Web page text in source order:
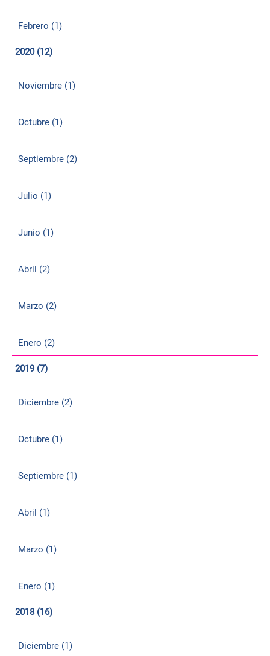
Febrero (1)
2020 (12)
Noviembre (1)
Octubre (1)
Septiembre (2)
Julio (1)
Junio (1)
Abril (2)
Marzo (2)
Enero (2)
2019 (7)
Diciembre (2)
Octubre (1)
Septiembre (1)
Abril (1)
Marzo (1)
Enero (1)
2018 (16)
Diciembre (1)